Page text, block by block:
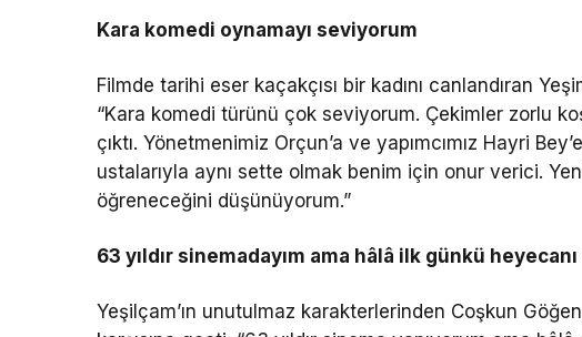
Kara komedi oynamayı seviyorum
Filmde tarihi eser kaçakçısı bir kadını canlandıran
“Kara komedi türünü çok seviyorum. Çekimler zorlu
çıktı. Yönetmenimiz Orçun’a ve yapımcımız Hayri
ustalarıyla aynı sette olmak benim için onur verici.
öğreneceğini düşünüyorum.”
63 yıldır sinemadayım ama hâlâ ilk günkü
Yeşilçam’ın unutulmaz karakterlerinden Coşkun